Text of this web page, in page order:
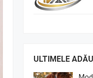
ULTIMELE